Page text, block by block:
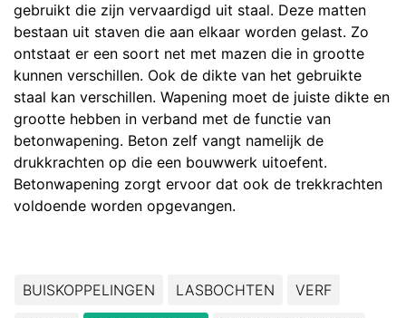
gebruikt die zijn vervaardigd uit staal. Deze matten
bestaan uit staven die aan elkaar worden gelast. Zo
ontstaat er een soort net met mazen die in grootte
kunnen verschillen. Ook de dikte van het gebruikte
staal kan verschillen. Wapening moet de juiste dikte en
grootte hebben in verband met de functie van
betonwapening. Beton zelf vangt namelijk de
drukkrachten op die een bouwwerk uitoefent.
Betonwapening zorgt ervoor dat ook de trekkrachten
voldoende worden opgevangen.
BUISKOPPELINGEN LASBOCHTEN VERF